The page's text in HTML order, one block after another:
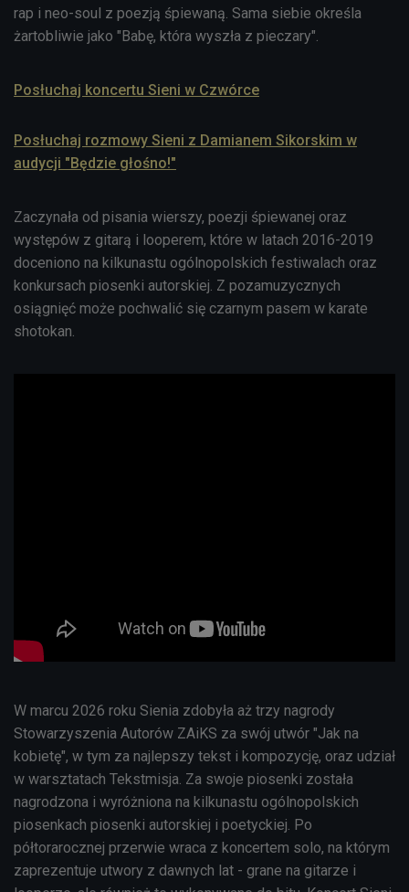
rap i neo-soul z poezją śpiewaną. Sama siebie określa
żartobliwie jako "Babę, która wyszła z pieczary".
Posłuchaj koncertu Sieni w Czwórce
Posłuchaj rozmowy Sieni z Damianem Sikorskim w
audycji "Będzie głośno!"
Zaczynała od pisania wierszy, poezji śpiewanej oraz
występów z gitarą i looperem, które w latach 2016-2019
doceniono na kilkunastu ogólnopolskich festiwalach oraz
konkursach piosenki autorskiej. Z pozamuzycznych
osiągnięć może pochwalić się czarnym pasem w karate
shotokan.
W marcu 2026 roku Sienia zdobyła aż trzy nagrody
Stowarzyszenia Autorów ZAiKS za swój utwór "Jak na
kobietę", w tym za najlepszy tekst i kompozycję, oraz udział
w warsztatach Tekstmisja. Za swoje piosenki została
nagrodzona i wyróżniona na kilkunastu ogólnopolskich
piosenkach piosenki autorskiej i poetyckiej. Po
półtorarocznej przerwie wraca z koncertem solo, na którym
zaprezentuje utwory z dawnych lat - grane na gitarze i